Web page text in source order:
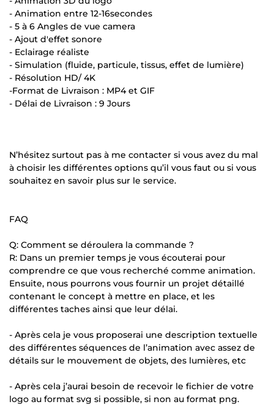
- Animation entre 12-16secondes
- 5 à 6 Angles de vue camera
- Ajout d'effet sonore
- Eclairage réaliste
- Simulation (fluide, particule, tissus, effet de lumière)
- Résolution HD/ 4K
-Format de Livraison : MP4 et GIF
- Délai de Livraison : 9 Jours
N’hésitez surtout pas à me contacter si vous avez du mal
à choisir les différentes options qu’il vous faut ou si vous
souhaitez en savoir plus sur le service.
FAQ
Q: Comment se déroulera la commande ?
R: Dans un premier temps je vous écouterai pour
comprendre ce que vous recherché comme animation.
Ensuite, nous pourrons vous fournir un projet détaillé
contenant le concept à mettre en place, et les
différentes taches ainsi que leur délai.
- Après cela je vous proposerai une description textuelle
des différentes séquences de l’animation avec assez de
détails sur le mouvement de objets, des lumières, etc
- Après cela j’aurai besoin de recevoir le fichier de votre
logo au format svg si possible, si non au format png.